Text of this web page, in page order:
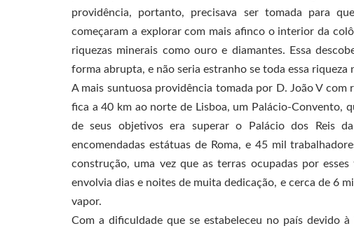
providência, portanto, precisava ser tomada para
começaram a explorar com mais afinco o interior da
riquezas minerais como ouro e diamantes. Essa
forma abrupta, e não seria estranho se toda essa riqueza
A mais suntuosa providência tomada por D. João V
fica a 40 km ao norte de Lisboa, um Palácio-Convento,
de seus objetivos era superar o Palácio dos Reis
encomendadas estátuas de Roma, e 45 mil
construção, uma vez que as terras ocupadas por
envolvia dias e noites de muita dedicação, e cerca de 6
vapor.
Com a dificuldade que se estabeleceu no país devido